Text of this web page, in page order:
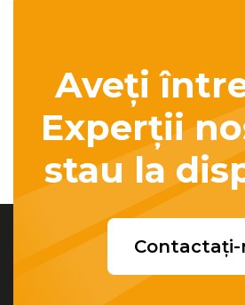
Aveți
Experții
stau la
Contactați-